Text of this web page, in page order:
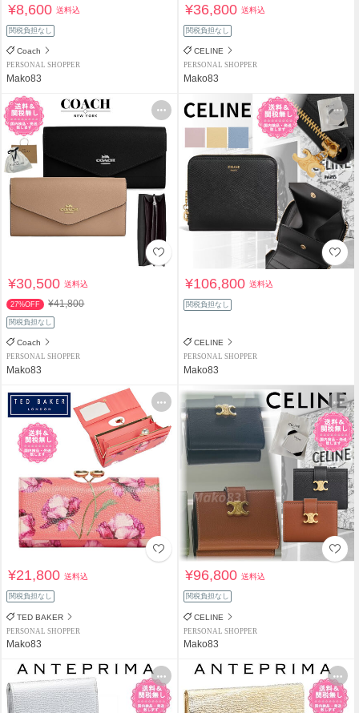
¥8,600送料込
関税負担なし
Coach
PERSONAL SHOPPER
Mako83
¥36,800送料込
関税負担なし
CELINE
PERSONAL SHOPPER
Mako83
¥30,500送料込
27%OFF ¥41,800
関税負担なし
Coach
PERSONAL SHOPPER
Mako83
¥106,800送料込
関税負担なし
CELINE
PERSONAL SHOPPER
Mako83
¥21,800送料込
関税負担なし
TED BAKER
PERSONAL SHOPPER
Mako83
¥96,800送料込
関税負担なし
CELINE
PERSONAL SHOPPER
Mako83